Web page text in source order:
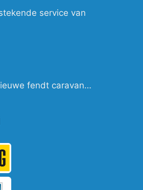
service van
fendt caravan…